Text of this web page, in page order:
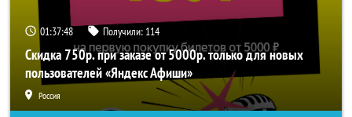
01:37:48 Получили: 114
Скидка 750р. при заказе от 5000р. только для новых
пользователей «Яндекс Афиши»
Россия